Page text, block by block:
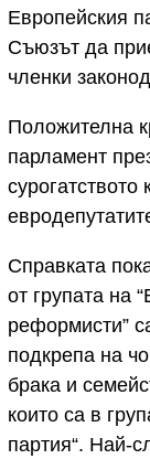
Европейския
Съюзът да
членки
Положителна
парламент
сурогатството
Справката
от групата на
реформисти”
подкрепа на
брака и
които са в
партия“. Най-